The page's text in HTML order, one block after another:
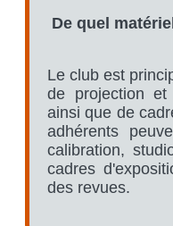
De quel
Le club est
de projection
ainsi que de
adhérents
calibration,
cadres
des revues.